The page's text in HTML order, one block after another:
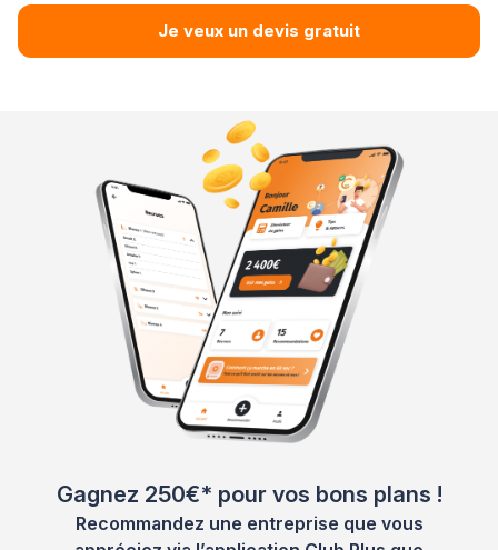
Je veux un devis gratuit
Gagnez 250€* pour vos bons plans !
Recommandez une entreprise que vous